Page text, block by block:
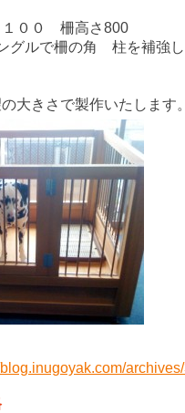
１００ 柵高さ800
グルで柵の角 柱を補強し
大きさで製作いたします。